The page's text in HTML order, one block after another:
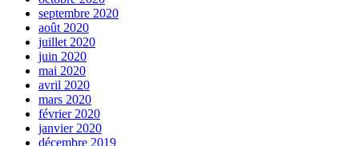
septembre 2020
août 2020
juillet 2020
juin 2020
mai 2020
avril 2020
mars 2020
février 2020
janvier 2020
décembre 2019